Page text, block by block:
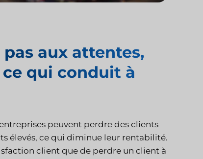
aux attentes,
qui conduit à
peuvent perdre des clients
élevés, ce qui diminue leur rentabilité.
client que de perdre un client à